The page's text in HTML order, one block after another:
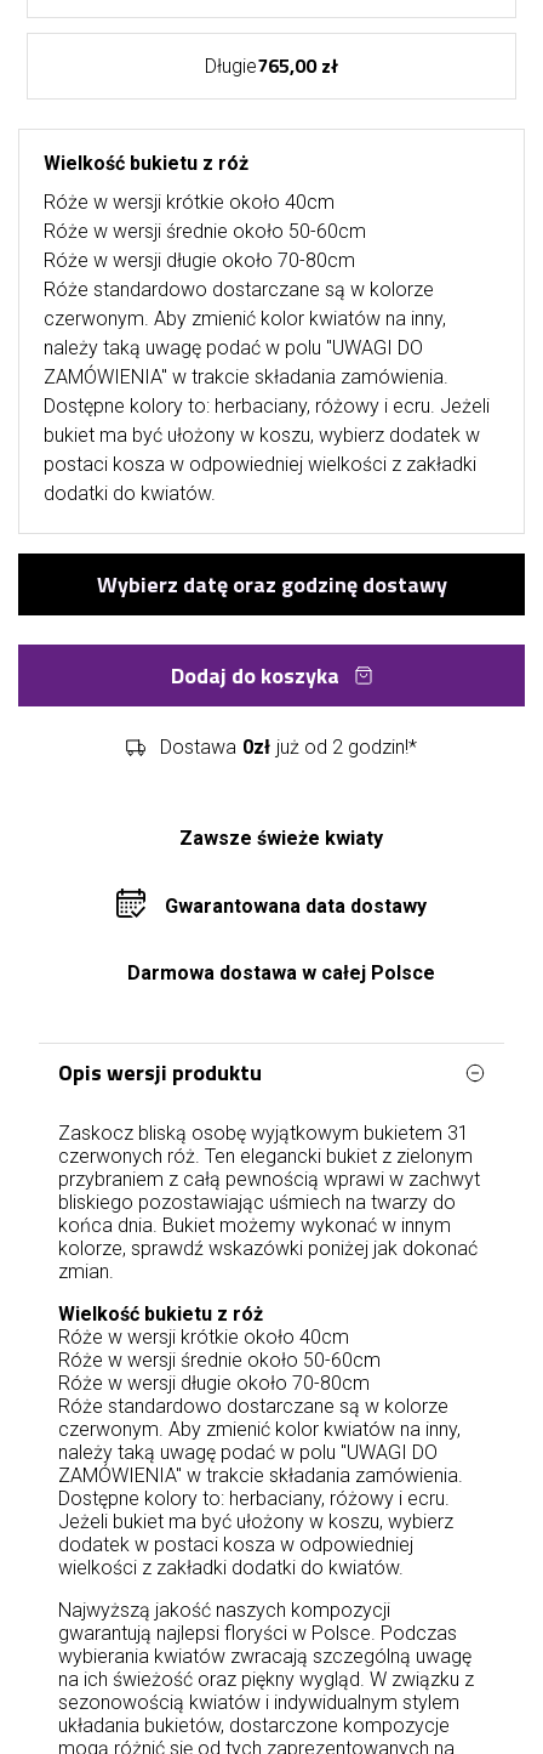
Długie765,00 zł
Wielkość bukietu z róż
Róże w wersji krótkie około 40cm
Róże w wersji średnie około 50-60cm
Róże w wersji długie około 70-80cm
Róże standardowo dostarczane są w kolorze
czerwonym. Aby zmienić kolor kwiatów na inny,
należy taką uwagę podać w polu "UWAGI DO
ZAMÓWIENIA" w trakcie składania zamówienia.
Dostępne kolory to: herbaciany, różowy i ecru. Jeżeli
bukiet ma być ułożony w koszu, wybierz dodatek w
postaci kosza w odpowiedniej wielkości z zakładki
dodatki do kwiatów.
Dodaj do koszyka
Dostawa 0zł już od 2 godzin!*
Zawsze świeże kwiaty
Gwarantowana data dostawy
Darmowa dostawa w całej Polsce
Opis wersji produktu
Zaskocz bliską osobę wyjątkowym bukietem 31
czerwonych róż. Ten elegancki bukiet z zielonym
przybraniem z całą pewnością wprawi w zachwyt
bliskiego pozostawiając uśmiech na twarzy do
końca dnia. Bukiet możemy wykonać w innym
kolorze, sprawdź wskazówki poniżej jak dokonać
zmian.
Wielkość bukietu z róż
Róże w wersji krótkie około 40cm
Róże w wersji średnie około 50-60cm
Róże w wersji długie około 70-80cm
Róże standardowo dostarczane są w kolorze
czerwonym. Aby zmienić kolor kwiatów na inny,
należy taką uwagę podać w polu "UWAGI DO
ZAMÓWIENIA" w trakcie składania zamówienia.
Dostępne kolory to: herbaciany, różowy i ecru.
Jeżeli bukiet ma być ułożony w koszu, wybierz
dodatek w postaci kosza w odpowiedniej
wielkości z zakładki dodatki do kwiatów.
Najwyższą jakość naszych kompozycji
gwarantują najlepsi floryści w Polsce. Podczas
wybierania kwiatów zwracają szczególną uwagę
na ich świeżość oraz piękny wygląd. W związku z
sezonowością kwiatów i indywidualnym stylem
układania bukietów, dostarczone kompozycje
mogą różnić się od tych zaprezentowanych na